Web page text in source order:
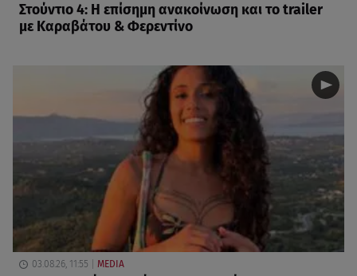
Στούντιο 4: Η επίσημη ανακοίνωση και το trailer
με Καραβάτου & Φερεντίνο
03.08.26, 11:55 MEDIA